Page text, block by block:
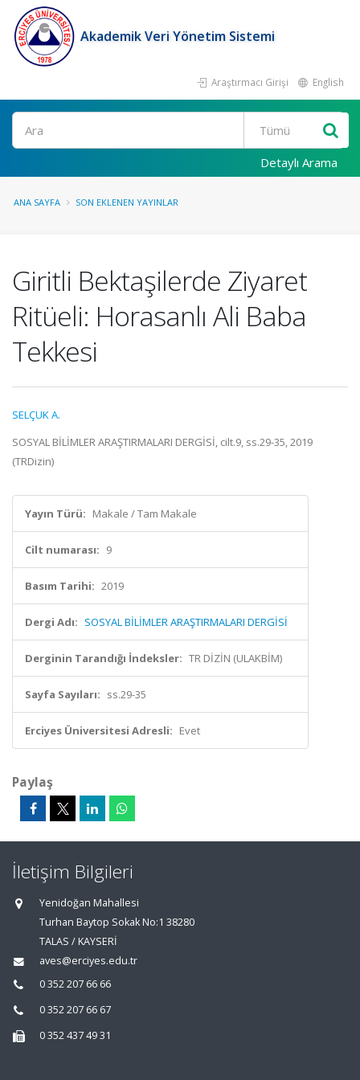
Akademik Veri Yönetim Sistemi
Araştırmacı Girişi English
Ara
Detaylı Arama
ANA SAYFA SON EKLENEN YAYINLAR
Giritli Bektaşilerde Ziyaret
Ritüeli: Horasanlı Ali Baba
Tekkesi
SELÇUK A.
SOSYAL BİLİMLER ARAŞTIRMALARI DERGİSİ, cilt.9, ss.29-35, 2019
(TRDizin)
Yayın Türü: Makale / Tam Makale
Cilt numarası: 9
Basım Tarihi: 2019
Dergi Adı: SOSYAL BİLİMLER ARAŞTIRMALARI DERGİSİ
Derginin Tarandığı İndeksler: TR DİZİN (ULAKBİM)
Sayfa Sayıları: ss.29-35
Erciyes Üniversitesi Adresli: Evet
Paylaş
İletişim Bilgileri
Yenidoğan Mahallesi
Turhan Baytop Sokak No:1 38280
TALAS / KAYSERİ
aves@erciyes.edu.tr
0 352 207 66 66
0 352 207 66 67
0 352 437 49 31